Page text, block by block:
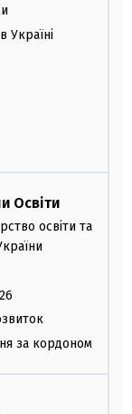
Україні
Освіти
освіти та
за кордоном